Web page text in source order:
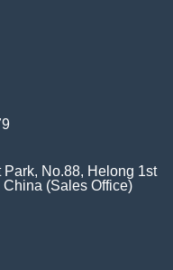
No.88, Helong 1st
(Sales Office)